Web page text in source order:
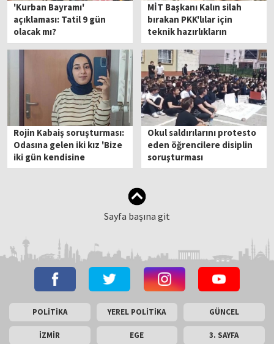
'Kurban Bayramı'
açıklaması: Tatil 9 gün
olacak mı?
MİT Başkanı Kalın silah
bırakan PKK'lılar için
teknik hazırlıkların
başladığını duyurdu
Rojin Kabaiş soruşturması:
Odasına gelen iki kız 'Bize
iki gün kendisine
ulaşılamayabileceğini
Okul saldırılarını protesto
eden öğrencilere disiplin
soruşturması
Sayfa başına git
POLİTİKA YEREL POLİTİKA GÜNCEL
İZMİR EGE 3. SAYFA